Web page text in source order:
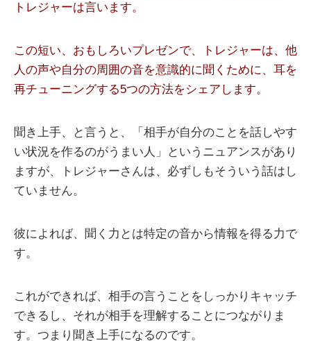
トレジャーは言います。
この短い、おもしろいプレゼンで、トレジャーは、他
人の声や自分の周囲の音を意識的に聞くために、耳を
再チューニングする5つの方法をシェアします。
聞き上手、と言うと、「相手が自分のことを話しやす
い状況を作るのがうまい人」というニュアンスがあり
ますが、トレジャーさんは、必ずしもそういう話はし
ていません。
彼によれば、聞く力とは特定の音から情報を得る力で
す。
これができれば、相手の言うことをしっかりキャッチ
できるし、それが相手を理解することにつながりま
す。つまり聞き上手になるのです。